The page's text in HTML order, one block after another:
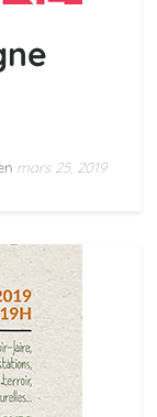
mars 25, 2019